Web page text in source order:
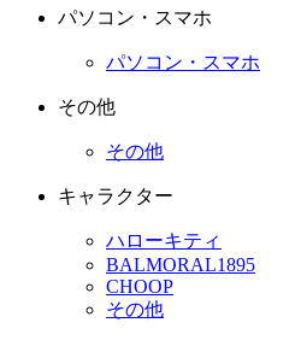
パソコン・スマホ
パソコン・スマホ
その他
その他
キャラクター
ハローキティ
BALMORAL1895
CHOOP
その他